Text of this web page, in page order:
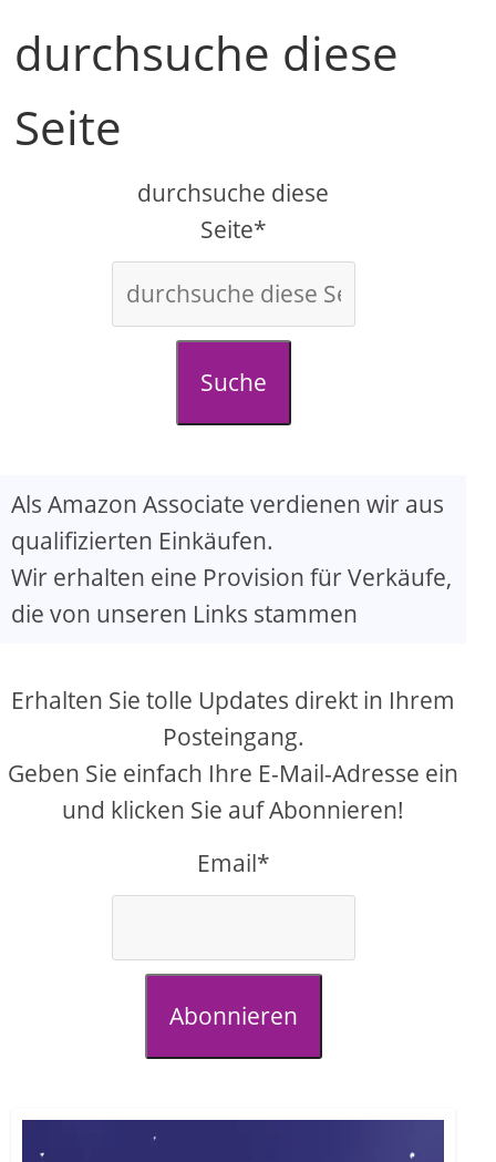
V
d
e
o
durchsuche diese
Seite
durchsuche diese
Seite*
Suche
Als Amazon Associate verdienen wir aus
qualifizierten Einkäufen.
Wir erhalten eine Provision für Verkäufe,
die von unseren Links stammen
Erhalten Sie tolle Updates direkt in Ihrem
Posteingang.
Geben Sie einfach Ihre E-Mail-Adresse ein
und klicken Sie auf Abonnieren!
Email*
Abonnieren